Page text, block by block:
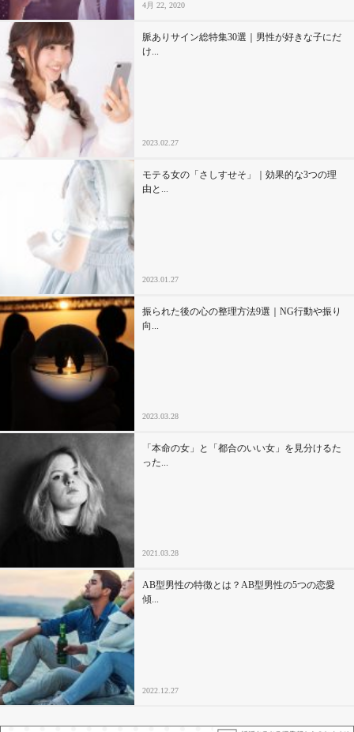
4月 22, 2020
脈ありサイン総特集30選｜男性が好きな子にだ
け...
2023.02.27
モテる女の「さしすせそ」｜効果的な3つの理
由と...
2023.01.27
振られた後の心の整理方法9選｜NG行動や振り
向...
2023.03.28
「本命の女」と「都合のいい女」を見分けるた
った...
2021.03.28
AB型男性の特徴とは？AB型男性の5つの恋愛
傾...
2022.12.27